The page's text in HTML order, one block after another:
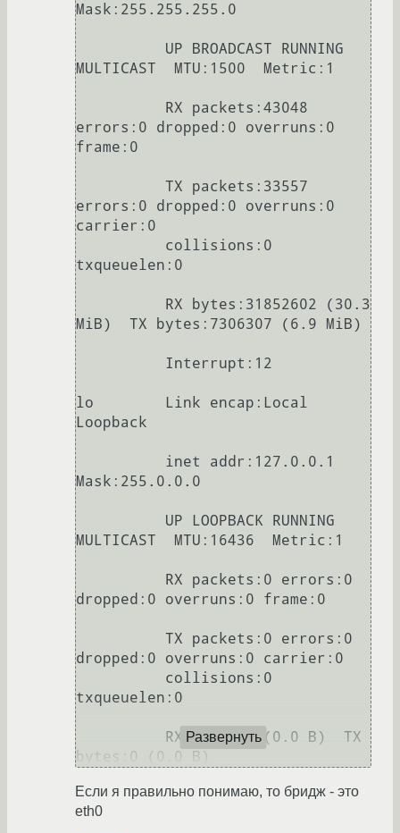
Mask:255.255.255.0
MULTICAST  MTU:1500  Metric:1
errors:0 dropped:0 overruns:0
frame:0
errors:0 dropped:0 overruns:0
carrier:0
txqueuelen:0
MiB)  TX bytes:7306307 (6.9 MiB)
lo        Link encap:Local
Loopback
Mask:255.0.0.0
MULTICAST  MTU:16436  Metric:1
dropped:0 overruns:0 frame:0
dropped:0 overruns:0 carrier:0
txqueuelen:0
Развернуть
Если я правильно понимаю, то бридж - это
eth0